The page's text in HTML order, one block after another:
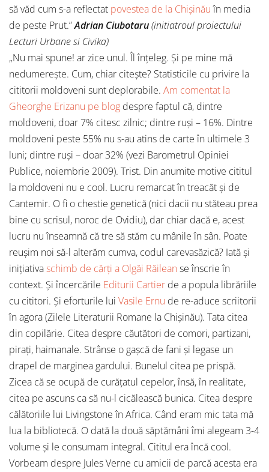
să văd cum s-a reflectat povestea de la Chișinăuîn media
de peste Prut.”Adrian Ciubotaru(initiatroul proiectului
Lecturi Urbane si Civika)
„Nu mai spune! ar zice unul. Îl înțeleg. Și pe mine mă
nedumerește. Cum, chiar citește? Statisticile cu privire la
cititorii moldoveni sunt deplorabile. Am comentat la
Gheorghe Erizanu pe blog despre faptul că, dintre
moldoveni, doar 7% citesc zilnic; dintre ruși – 16%. Dintre
moldoveni peste 55% nu s-au atins de carte în ultimele 3
luni; dintre ruși – doar 32% (vezi Barometrul Opiniei
Publice, noiembrie 2009). Trist. Din anumite motive cititul
la moldoveni nu e cool. Lucru remarcat în treacăt și de
Cantemir. O fi o chestie genetică (nici dacii nu stăteau prea
bine cu scrisul, noroc de Ovidiu), dar chiar dacă e, acest
lucru nu înseamnă că tre să stăm cu mânile în sân. Poate
reușim noi să-l alterăm cumva, codul carevasăzică? Iată și
inițiativaschimb de cărți a Olgăi Răilean se înscrie în
context. Și încercările Editurii Cartier de a popula librăriile
cu cititori. Și eforturile lui Vasile Ernu de re-aduce scriitorii
în agora (Zilele Literaturii Romane la Chişinău). Tata citea
din copilărie. Citea despre căutători de comori, partizani,
pirați, haimanale. Strânse o gașcă de fani și legase un
drapel de marginea gardului. Bunelul citea pe prispă.
Zicea că se ocupă de curățatul cepelor, însă, în realitate,
citea pe ascuns ca să nu-l cicălească bunica. Citea despre
călătoriile lui Livingstone în Africa. Când eram mic tata mă
lua la bibliotecă. O dată la două săptămâni îmi alegeam 3-4
volume și le consumam integral. Cititul era încă cool.
Vorbeam despre Jules Verne cu amicii de parcă acesta era